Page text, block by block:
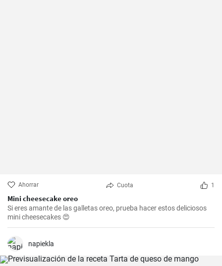
Ahorrar Cuota 1
Mini cheesecake oreo
Si eres amante de las galletas oreo, prueba hacer estos deliciosos
mini cheesecakes 😍
napiekla